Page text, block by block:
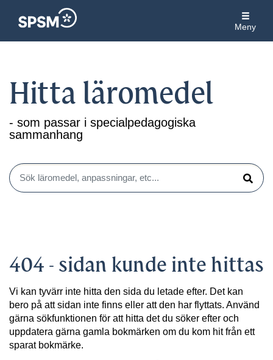
Meny
Hitta läromedel
- som passar i specialpedagogiska
sammanhang
Sök läromedel, anpassningar, etc...
Sök
404 - sidan kunde inte hittas
Vi kan tyvärr inte hitta den sida du letade efter. Det kan
bero på att sidan inte finns eller att den har flyttats. Använd
gärna sökfunktionen för att hitta det du söker efter och
uppdatera gärna gamla bokmärken om du kom hit från ett
sparat bokmärke.